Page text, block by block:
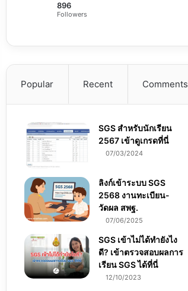
896
Followers
Popular Recent Comments
SGS สําหรับนักเรียน
2567 เข้าดูเกรดที่นี่
07/03/2024
ลิงก์เข้าระบบ SGS
2568 งานทะเบียน-
วัดผล สพฐ.
07/06/2025
SGS เข้าไม่ได้ทำยังไง
ดี? เข้าตรวจสอบผลการ
เรียน SGS ได้ที่นี่
12/10/2023